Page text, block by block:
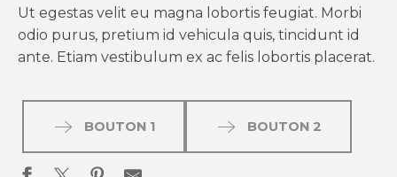
Ut egestas velit eu magna lobortis feugiat. Morbi
odio purus, pretium id vehicula quis, tincidunt id
ante. Etiam vestibulum ex ac felis lobortis placerat.
BOUTON 1 BOUTON 2